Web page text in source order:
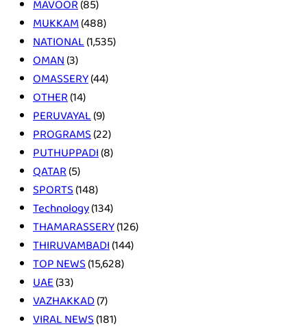
MAVOOR(85)
MUKKAM(488)
NATIONAL(1,535)
OMAN(3)
OMASSERY(44)
OTHER(14)
PERUVAYAL(9)
PROGRAMS(22)
PUTHUPPADI(8)
QATAR(5)
SPORTS(148)
Technology(134)
THAMARASSERY(126)
THIRUVAMBADI(144)
TOP NEWS(15,628)
UAE(33)
VAZHAKKAD(7)
VIRAL NEWS(181)